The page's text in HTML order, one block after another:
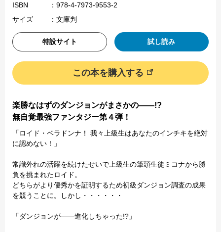
ISBN
：978-4-7973-9553-2
サイズ
：文庫判
特設サイト 試し読み
この本を購入する
楽勝なはずのダンジョンがまさかの――!?
無自覚最強ファンタジー第４弾！
「ロイド・ベラドンナ！ 我々上級生はあなたのインチキを絶対
に認めない！」
常識外れの活躍を続けたせいで上級生の筆頭生徒ミコナから勝
負を挑まれたロイド。
どちらがより優秀かを証明するため初級ダンジョン調査の成果
を競うことに。しかし・・・・・・
「ダンジョンが――進化しちゃった!?」